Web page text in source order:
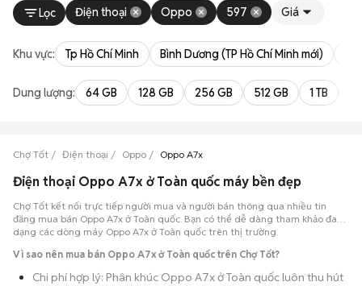
Lọc Điện thoại Oppo 597 Giá
Khu vực: Tp Hồ Chí Minh Bình Dương (TP Hồ Chí Minh mới)
Dung lượng: 64 GB 128 GB 256 GB 512 GB 1 TB
Chợ Tốt Điện thoại Oppo Oppo A7x
Điện thoại Oppo A7x ở Toàn quốc máy bền đẹp
Chợ Tốt kết nối trực tiếp người mua và người bán thông qua nhiều tin
đăng mua bán Oppo A7x ở Toàn quốc. Bạn có thể dễ dàng tham khảo đa
dạng các dòng máy Oppo A7x ở Toàn quốc trên thị trường.
Vì sao nên mua bán Oppo A7x ở Toàn quốc trên Chợ Tốt?
Chi phí hợp lý: Phân khúc Oppo A7x ở Toàn quốc luôn thu hút